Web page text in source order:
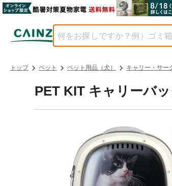
トップ ペット ペット用品（犬） キャリー・サー
PET KIT キャリーバ